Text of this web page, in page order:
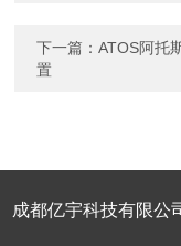
下一篇：ATOS阿托
置
成都亿宇科技有限公